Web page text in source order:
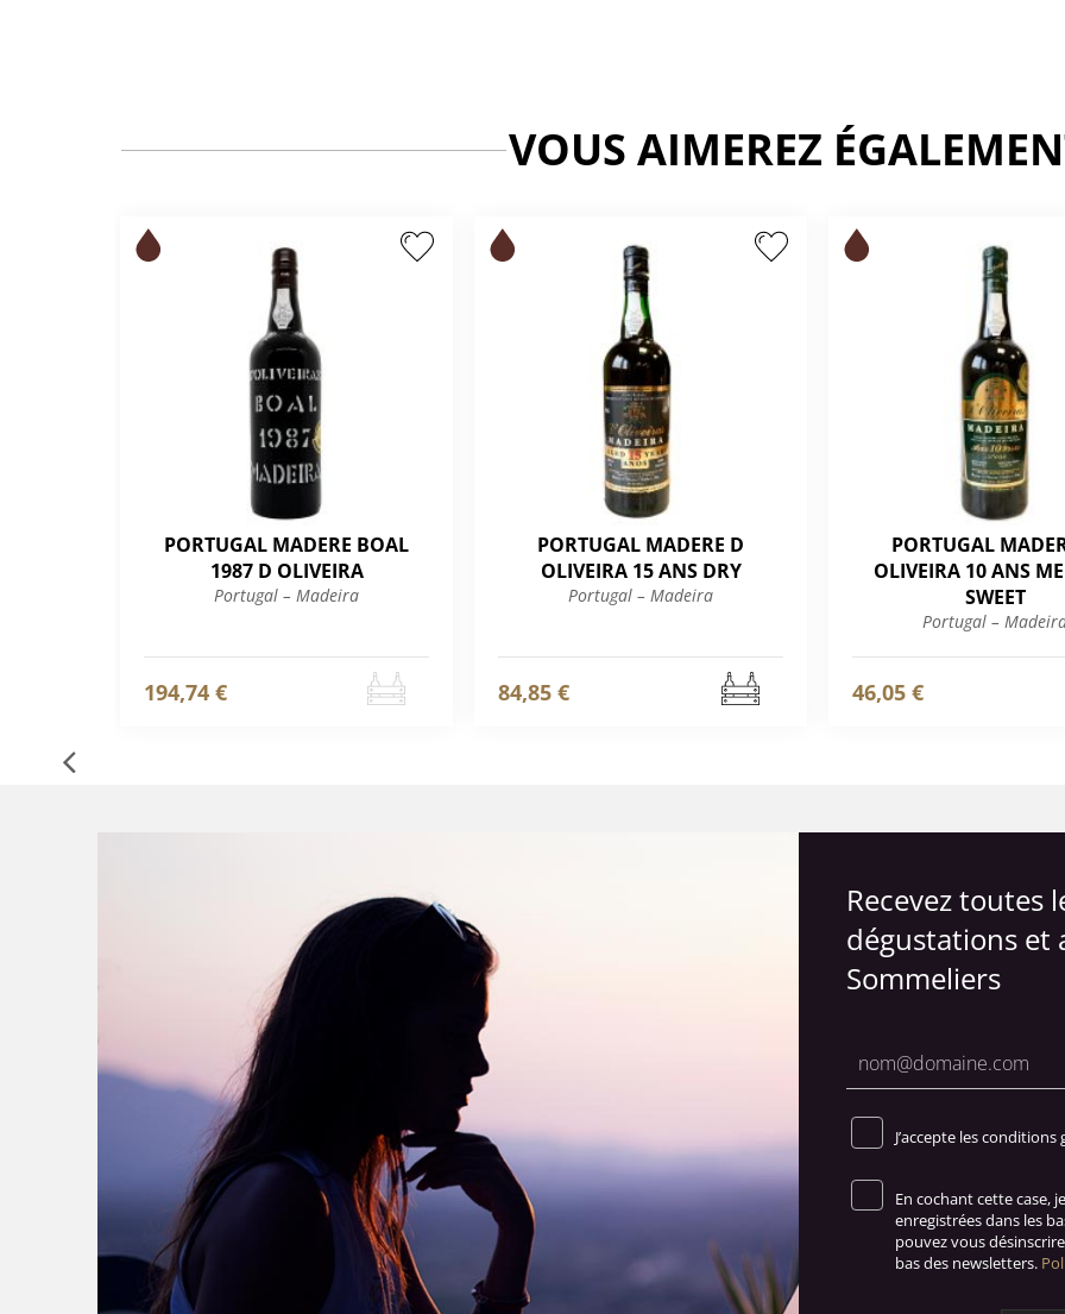
VOUS AIMEREZ
PORTUGAL MADERE BOAL
1987 D OLIVEIRA
Portugal – Madeira
194,74 €
PORTUGAL MADERE D
OLIVEIRA 15 ANS DRY
Portugal – Madeira
84,85 €
PORTUGAL
OLIVEIRA 10 ANS
SWEET
Portugal –
46,05 €
Recevez toutes
dégustations et
Sommeliers
J’accepte les
En cochant cette case,
enregistrées dans les
pouvez vous
bas des newsletters.